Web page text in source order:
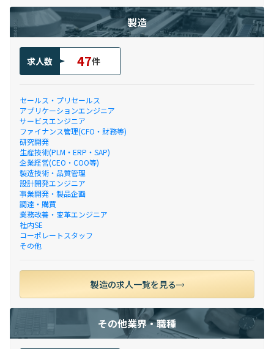
製造
求人数 47件
セールス・プリセールス
アプリケーションエンジニア
サービスエンジニア
ファイナンス管理(CFO・財務等)
研究開発
生産技術(PLM・ERP・SAP)
企業経営(CEO・COO等)
製造技術・品質管理
設計開発エンジニア
事業開発・製品企画
調達・購買
業務改善・変革エンジニア
社内SE
コーポレートスタッフ
その他
製造の求人一覧を見る
その他業界・職種